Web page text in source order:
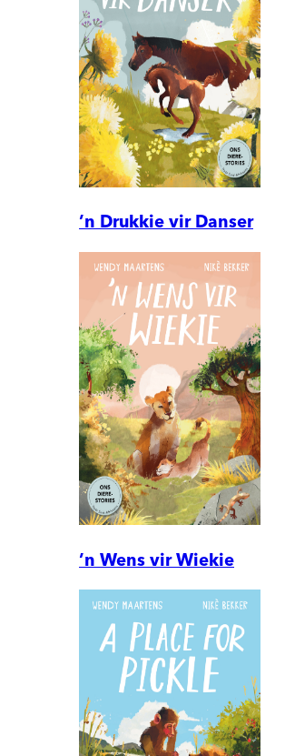
’n Drukkie vir Danser
’n Wens vir Wiekie